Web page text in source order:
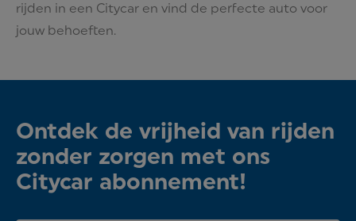
rijden in een Citycar en vind de perfecte auto voor
jouw behoeften.
Ontdek de vrijheid van rijden
zonder zorgen met ons
Citycar abonnement!